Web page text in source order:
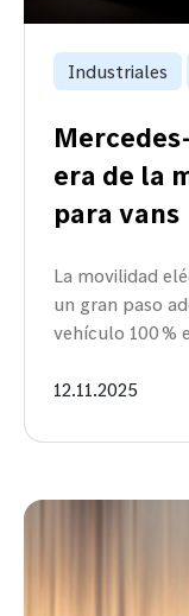
Industriales
era de la
para vans
La movilidad
un gran paso
vehículo 100 %
12.11.2025